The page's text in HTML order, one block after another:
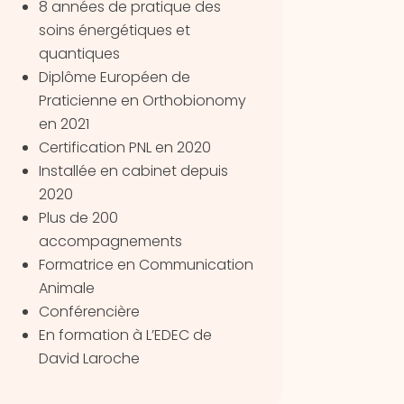
8 années de pratique des
soins énergétiques et
quantiques
Diplôme Européen de
Praticienne en Orthobionomy
en 2021
Certification PNL en 2020
Installée en cabinet depuis
2020
Plus de 200
accompagnements
Formatrice en Communication
Animale
Conférencière
En formation à L’EDEC de
David Laroche